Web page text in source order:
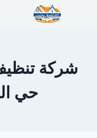
شركة
حي